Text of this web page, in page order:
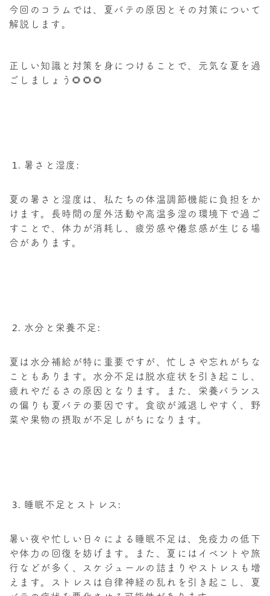
今回のコラムでは、夏バテの原因とその対策について
解説します。
正しい知識と対策を身につけることで、元気な夏を過
ごしましょう🌻🌻🌻
暑さと湿度:
夏の暑さと湿度は、私たちの体温調節機能に負担をか
けます。長時間の屋外活動や高温多湿の環境下で過ご
すことで、体力が消耗し、疲労感や倦怠感が生じる場
合があります。
水分と栄養不足:
夏は水分補給が特に重要ですが、忙しさや忘れがちな
こともあります。水分不足は脱水症状を引き起こし、
疲れやだるさの原因となります。また、栄養バランス
の偏りも夏バテの要因です。食欲が減退しやすく、野
菜や果物の摂取が不足しがちになります。
睡眠不足とストレス:
暑い夜や忙しい日々による睡眠不足は、免疫力の低下
や体力の回復を妨げます。また、夏にはイベントや旅
行などが多く、スケジュールの詰まりやストレスも増
えます。ストレスは自律神経の乱れを引き起こし、夏